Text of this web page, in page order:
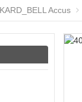
Accus